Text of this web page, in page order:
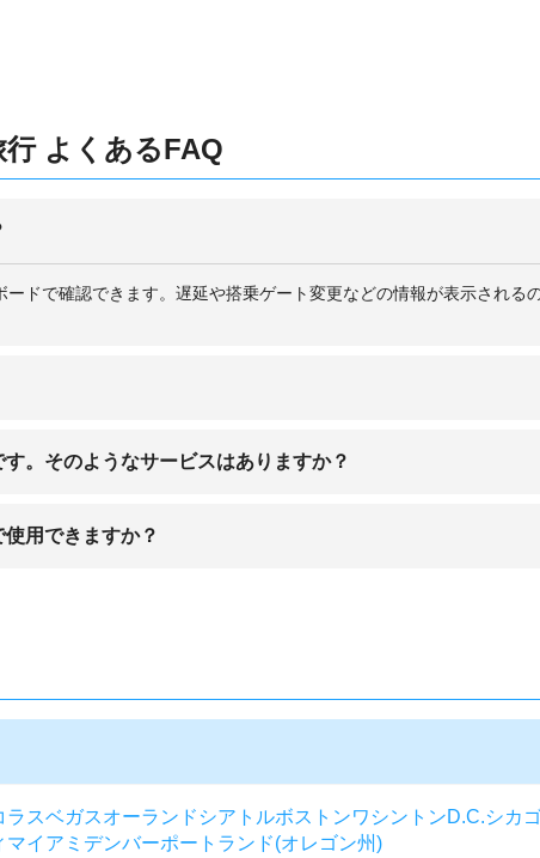
よくあるFAQ
ドで確認できます。遅延や搭乗ゲート変更などの情報が表示される
ます。ただし、小さい空港の場合は商品の数が少なめです。
。そのようなサービスはありますか？
ます。詳しくは各空港のHPなどで確認するといいでしょう。
用できますか？
ラスベガスオーランド シアトルボストンワシントンD.C.シカ
マイアミ デンバーポートランド(オレゴン州)